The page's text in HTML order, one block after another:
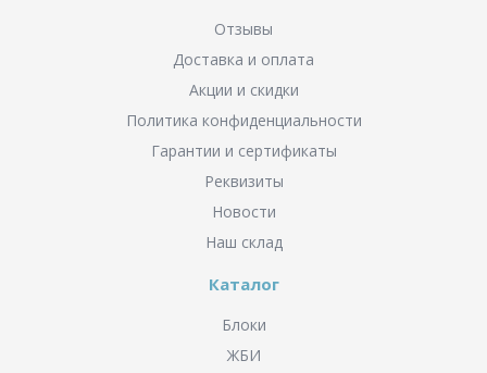
Отзывы
Доставка и оплата
Акции и скидки
Политика конфиденциальности
Гарантии и сертификаты
Реквизиты
Новости
Наш склад
Каталог
Блоки
ЖБИ